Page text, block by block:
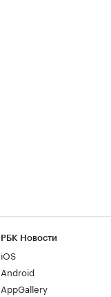
РБК Новости
iOS
Android
AppGallery